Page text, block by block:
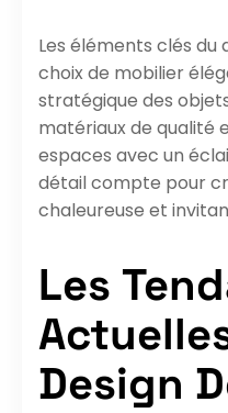
Les éléments clés du
choix de mobilier
stratégique des
matériaux de qualité
espaces avec un
détail compte pour
chaleureuse et
Les
Design